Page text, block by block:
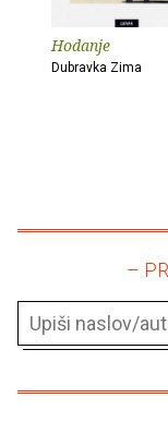
Hodanje
Dubravka Zima
–